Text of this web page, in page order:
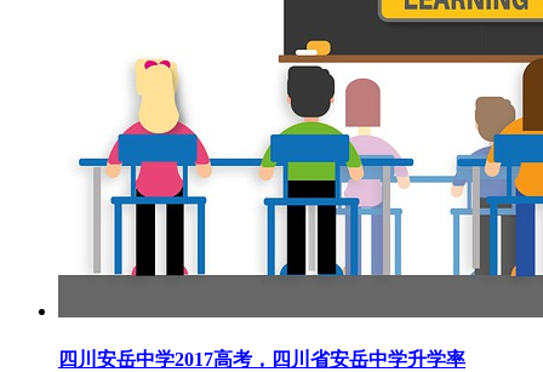
四川安岳中学2017高考，四川省安岳中学升学率